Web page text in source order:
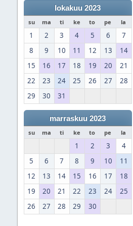
lokakuu 2023
su ma ti ke to pe la
1 2 3 4 5 6
7
8
9 10 11 12 13
14
15
16 17 18 19 20
21
22
23 24 25 26 27
28
29
30 31
marraskuu 2023
su ma ti ke to pe la
1 2 3
4
5
6 7 8 9 10
11
12
13 14 15 16 17
18
19
20 21 22 23 24
25
26
27 28 29 30